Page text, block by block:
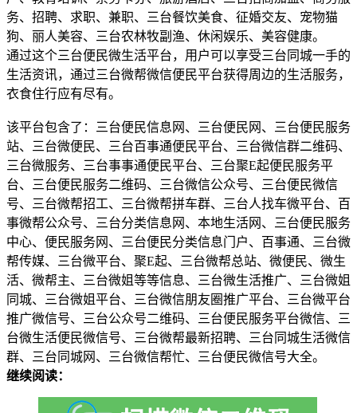
务、招聘、求职、兼职、三台餐饮美食、征婚交友、宠物猫
狗、丽人美容、三台农林牧副渔、休闲娱乐、美容健康。
通过这个三台便民微生活平台，用户可以享受三台同城一手的
生活资讯，通过三台微帮微信便民平台获得周边的生活服务，
衣食住行应有尽有。
该平台包含了：三台便民信息网、三台便民网、三台便民服务
站、三台微便民、三台百事通便民平台、三台微信群二维码、
三台微服务、三台事事通便民平台、三台聚E起便民服务平
台、三台便民服务二维码、三台微信公众号、三台便民微信
号、三台微帮招工、三台微帮拼车群、三台人找车微平台、百
事微帮公众号、三台分类信息网、本地生活网、三台便民服务
中心、便民服务网、三台便民分类信息门户、百事通、三台微
帮传媒、三台微平台、聚E起、三台微帮总站、微便民、微生
活、微帮主、三台微姐等等信息、三台微生活推广、三台微姐
同城、三台微姐平台、三台微信朋友圈推广平台、三台微平台
推广微信号、三台公众号二维码、三台便民服务平台微信、三
台微生活便民微信号、三台微帮最新招聘、三台同城生活微信
群、三台同城网、三台微信帮忙、三台便民微信号大全。
继续阅读：